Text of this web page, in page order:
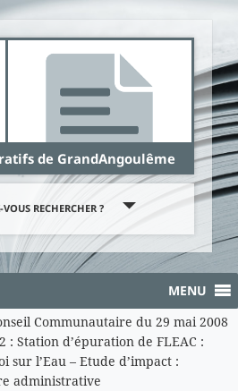
de GrandAngoulême
RECHERCHER ?
MENU
Communautaire du 29 mai 2008
: Station d’épuration de FLEAC :
l’Eau – Etude d’impact :
administrative